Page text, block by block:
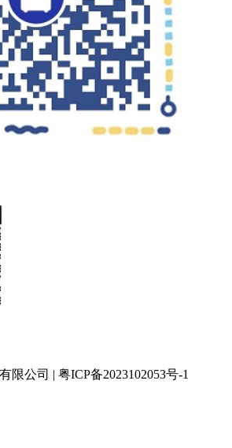
限公司 | 粤ICP备2023102053号-1